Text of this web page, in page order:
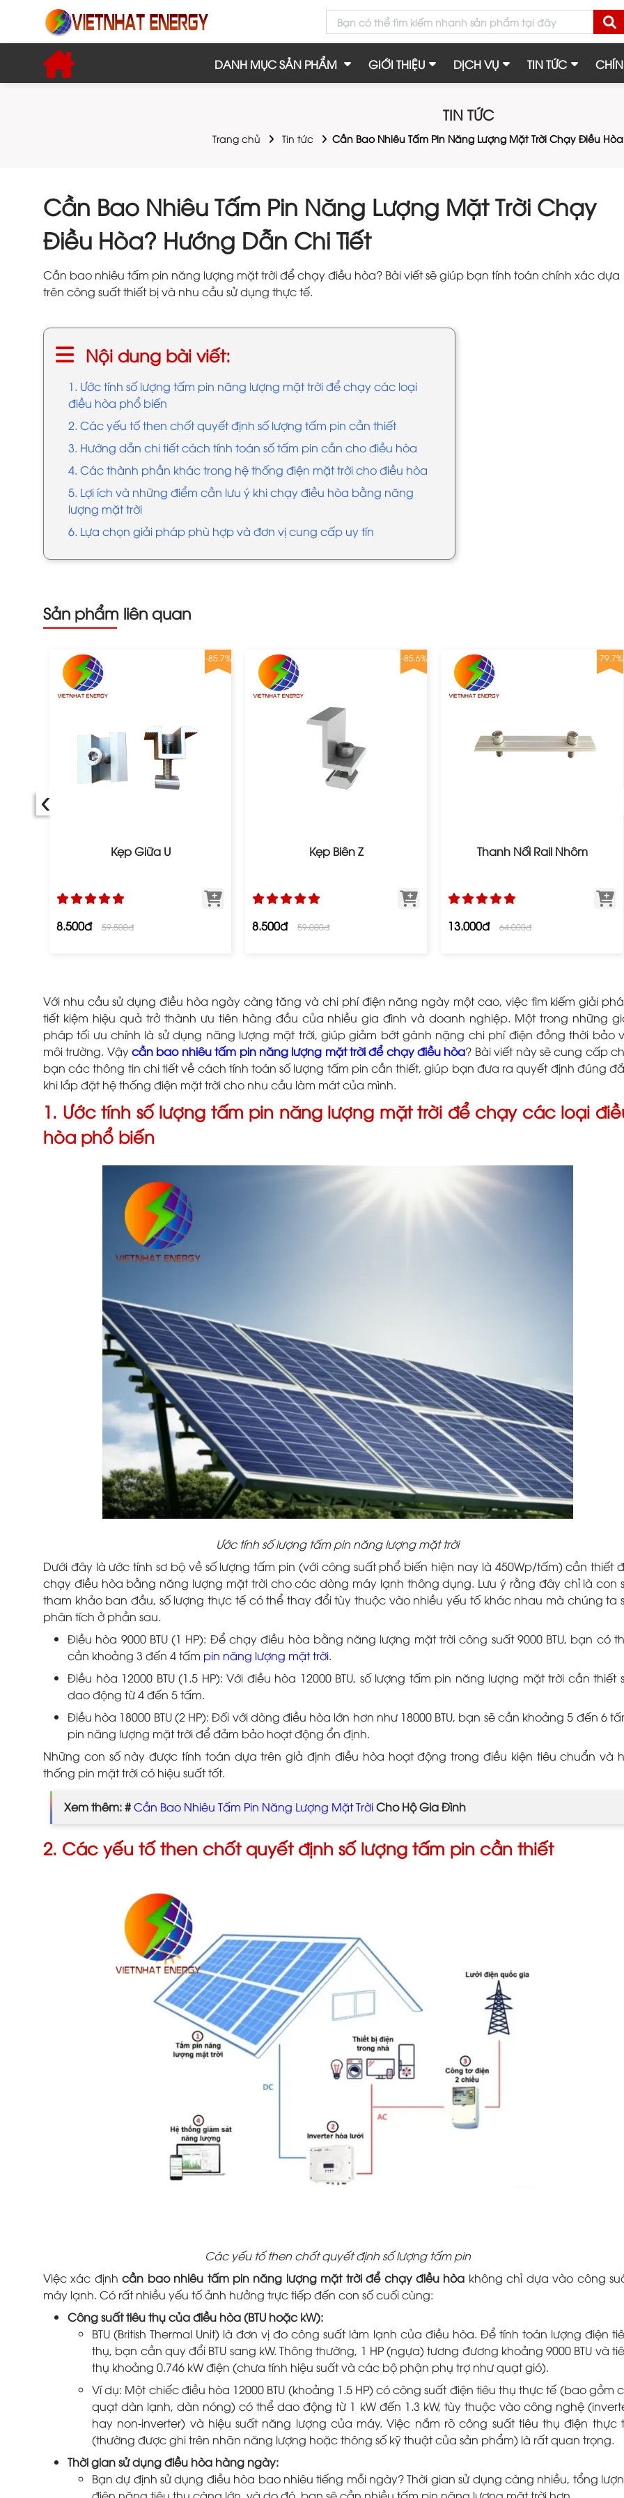
DANH MỤC SẢN PHẨM GIỚI THIỆU DỊCH VỤ TIN TỨC
TIN TỨC
Trang chủ Tin tức Cần Bao Nhiêu Tấm Pin Năng Lượng Mặt Trời Chạy Điều
Cần Bao Nhiêu Tấm Pin Năng Lượng Mặt Trời Chạy
Điều Hòa? Hướng Dẫn Chi Tiết
Cần bao nhiêu tấm pin năng lượng mặt trời để chạy điều hòa? Bài viết sẽ giúp bạn tính toán chính xác dựa
trên công suất thiết bị và nhu cầu sử dụng thực tế.
Nội dung bài viết:
1. Ước tính số lượng tấm pin năng lượng mặt trời để chạy các loại
điều hòa phổ biến
2. Các yếu tố then chốt quyết định số lượng tấm pin cần thiết
3. Hướng dẫn chi tiết cách tính toán số tấm pin cần cho điều hòa
4. Các thành phần khác trong hệ thống điện mặt trời cho điều hòa
5. Lợi ích và những điểm cần lưu ý khi chạy điều hòa bằng năng
lượng mặt trời
6. Lựa chọn giải pháp phù hợp và đơn vị cung cấp uy tín
Sản phẩm liên quan
-85.7%
Kẹp Giữa U
8.500đ 59.500đ
-85.6%
Kẹp Biên Z
8.500đ 59.000đ
-79.7%
Thanh Nối Rail Nhôm
13.000đ 64.000đ
‹
Với nhu cầu sử dụng điều hòa ngày càng tăng và chi phí điện năng ngày một cao, việc tìm kiếm giải
tiết kiệm hiệu quả trở thành ưu tiên hàng đầu của nhiều gia đình và doanh nghiệp. Một trong những
pháp tối ưu chính là sử dụng năng lượng mặt trời, giúp giảm bớt gánh nặng chi phí điện đồng thời bảo
môi trường. Vậycần bao nhiêu tấm pin năng lượng mặt trời để chạy điều hòa? Bài viết này sẽ cung cấp
bạn các thông tin chi tiết về cách tính toán số lượng tấm pin cần thiết, giúp bạn đưa ra quyết định đúng
khi lắp đặt hệ thống điện mặt trời cho nhu cầu làm mát của mình.
1. Ước tính số lượng tấm pin năng lượng mặt trời để chạy các loại
hòa phổ biến
Ước tính số lượng tấm pin năng lượng mặt trời
Dưới đây là ước tính sơ bộ về số lượng tấm pin (với công suất phổ biến hiện nay là 450Wp/tấm) cần thiết
chạy điều hòa bằng năng lượng mặt trời cho các dòng máy lạnh thông dụng. Lưu ý rằng đây chỉ là con
tham khảo ban đầu, số lượng thực tế có thể thay đổi tùy thuộc vào nhiều yếu tố khác nhau mà chúng ta
phân tích ở phần sau.
Điều hòa 9000 BTU (1 HP): Để chạy điều hòa bằng năng lượng mặt trời công suất 9000 BTU, bạn có
cần khoảng 3 đến 4 tấm pin năng lượng mặt trời.
Điều hòa 12000 BTU (1.5 HP): Với điều hòa 12000 BTU, số lượng tấm pin năng lượng mặt trời cần thiết
dao động từ 4 đến 5 tấm.
Điều hòa 18000 BTU (2 HP): Đối với dòng điều hòa lớn hơn như 18000 BTU, bạn sẽ cần khoảng 5 đến 6
pin năng lượng mặt trời để đảm bảo hoạt động ổn định.
Những con số này được tính toán dựa trên giả định điều hòa hoạt động trong điều kiện tiêu chuẩn và
thống pin mặt trời có hiệu suất tốt.
Xem thêm: #Cần Bao Nhiêu Tấm Pin Năng Lượng Mặt TrờiCho Hộ Gia Đình
2. Các yếu tố then chốt quyết định số lượng tấm pin cần thiết
Các yếu tố then chốt quyết định số lượng tấm pin
Việc xác địnhcần bao nhiêu tấm pin năng lượng mặt trời để chạy điều hòa không chỉ dựa vào công
máy lạnh. Có rất nhiều yếu tố ảnh hưởng trực tiếp đến con số cuối cùng:
Công suất tiêu thụ của điều hòa (BTU hoặc kW):
BTU (British Thermal Unit) là đơn vị đo công suất làm lạnh của điều hòa. Để tính toán lượng điện
thụ, bạn cần quy đổi BTU sang kW. Thông thường, 1 HP (ngựa) tương đương khoảng 9000 BTU và
thụ khoảng 0.746 kW điện (chưa tính hiệu suất và các bộ phận phụ trợ như quạt gió).
Ví dụ: Một chiếc điều hòa 12000 BTU (khoảng 1.5 HP) có công suất điện tiêu thụ thực tế (bao gồm
quạt dàn lạnh, dàn nóng) có thể dao động từ 1 kW đến 1.3 kW, tùy thuộc vào công nghệ
hay non-inverter) và hiệu suất năng lượng của máy. Việc nắm rõ công suất tiêu thụ điện thực
(thường được ghi trên nhãn năng lượng hoặc thông số kỹ thuật của sản phẩm) là rất quan trọng.
Thời gian sử dụng điều hòa hàng ngày:
Bạn dự định sử dụng điều hòa bao nhiêu tiếng mỗi ngày? Thời gian sử dụng càng nhiều, tổng
điện năng tiêu thụ càng lớn, và do đó, bạn sẽ cần nhiều tấm pin năng lượng mặt trời hơn.